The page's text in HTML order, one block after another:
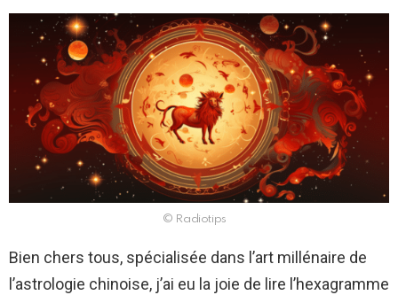
© Radiotips
Bien chers tous, spécialisée dans l’art millénaire de
l’astrologie chinoise, j’ai eu la joie de lire l’hexagramme